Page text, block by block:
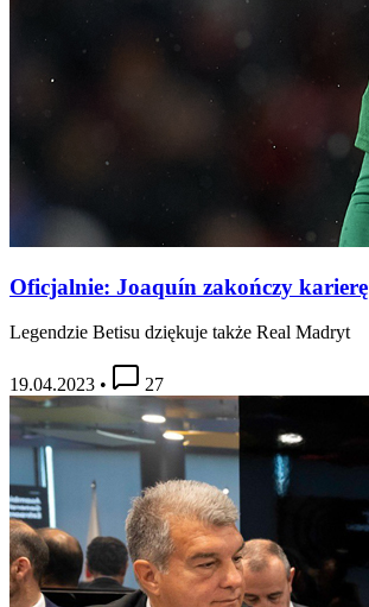
Oficjalnie: Joaquín zakończy karierę
Legendzie Betisu dziękuje także Real Madryt
19.04.2023 • 27